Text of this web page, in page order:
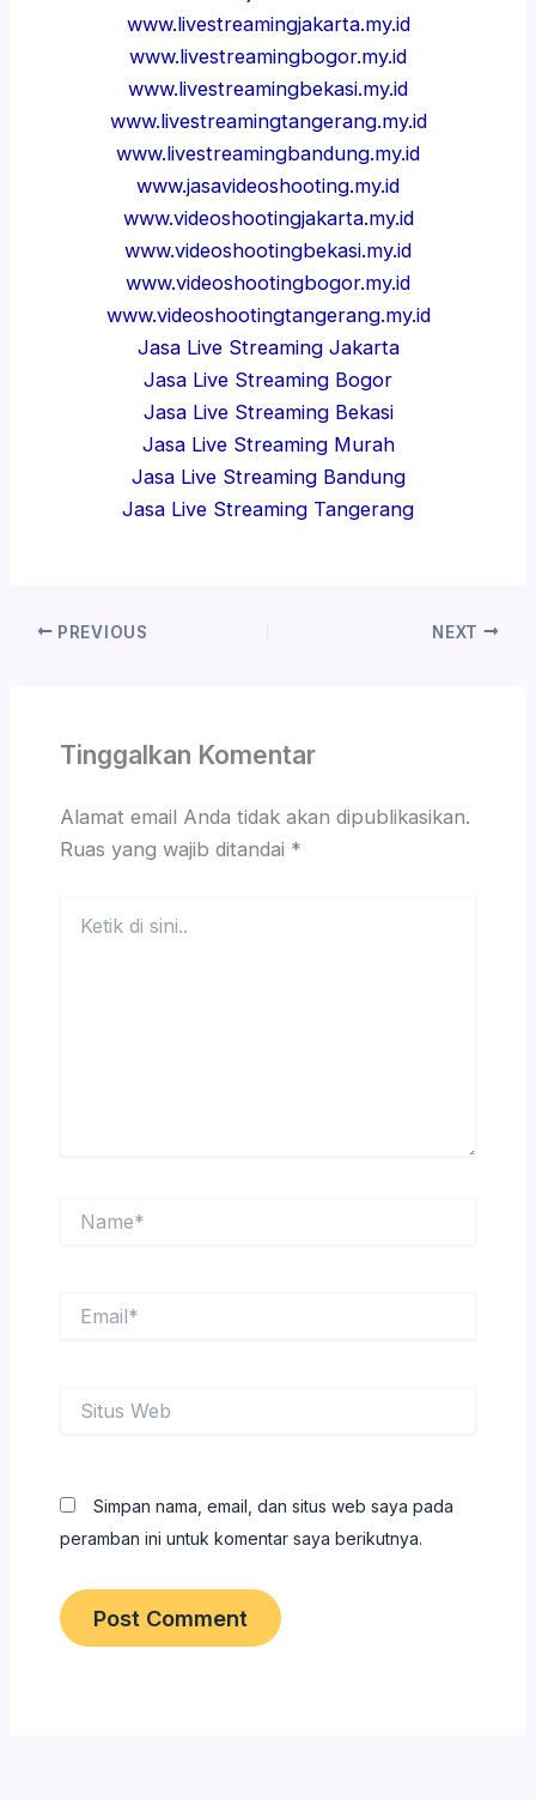
www.livestreamingjakarta.my.id
www.livestreamingbogor.my.id
www.livestreamingbekasi.my.id
www.livestreamingtangerang.my.id
www.livestreamingbandung.my.id
www.jasavideoshooting.my.id
www.videoshootingjakarta.my.id
www.videoshootingbekasi.my.id
www.videoshootingbogor.my.id
www.videoshootingtangerang.my.id
Jasa Live Streaming Jakarta
Jasa Live Streaming Bogor
Jasa Live Streaming Bekasi
Jasa Live Streaming Murah
Jasa Live Streaming Bandung
Jasa Live Streaming Tangerang
PREVIOUS NEXT
Tinggalkan Komentar
Alamat email Anda tidak akan dipublikasikan.
Ruas yang wajib ditandai *
Web
Simpan nama, email, dan situs web saya pada
peramban ini untuk komentar saya berikutnya.